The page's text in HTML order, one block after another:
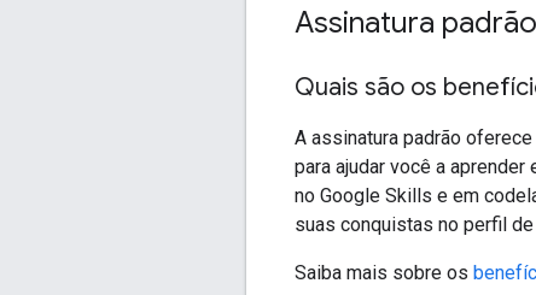
Assinatura
Quais são os
A assinatura padrão
para ajudar você a
no Google Skills e em
suas conquistas no perfil
Saiba mais sobre os